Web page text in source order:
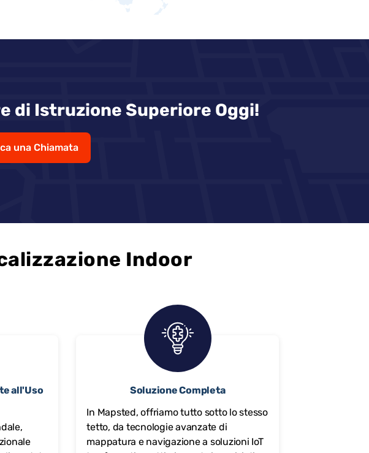
di Istruzione Superiore Oggi!
una Chiamata
Indoor
all'Uso
Soluzione Completa
In Mapsted, offriamo tutto sotto lo stesso
tetto, da tecnologie avanzate di
mappatura e navigazione a soluzioni IoT